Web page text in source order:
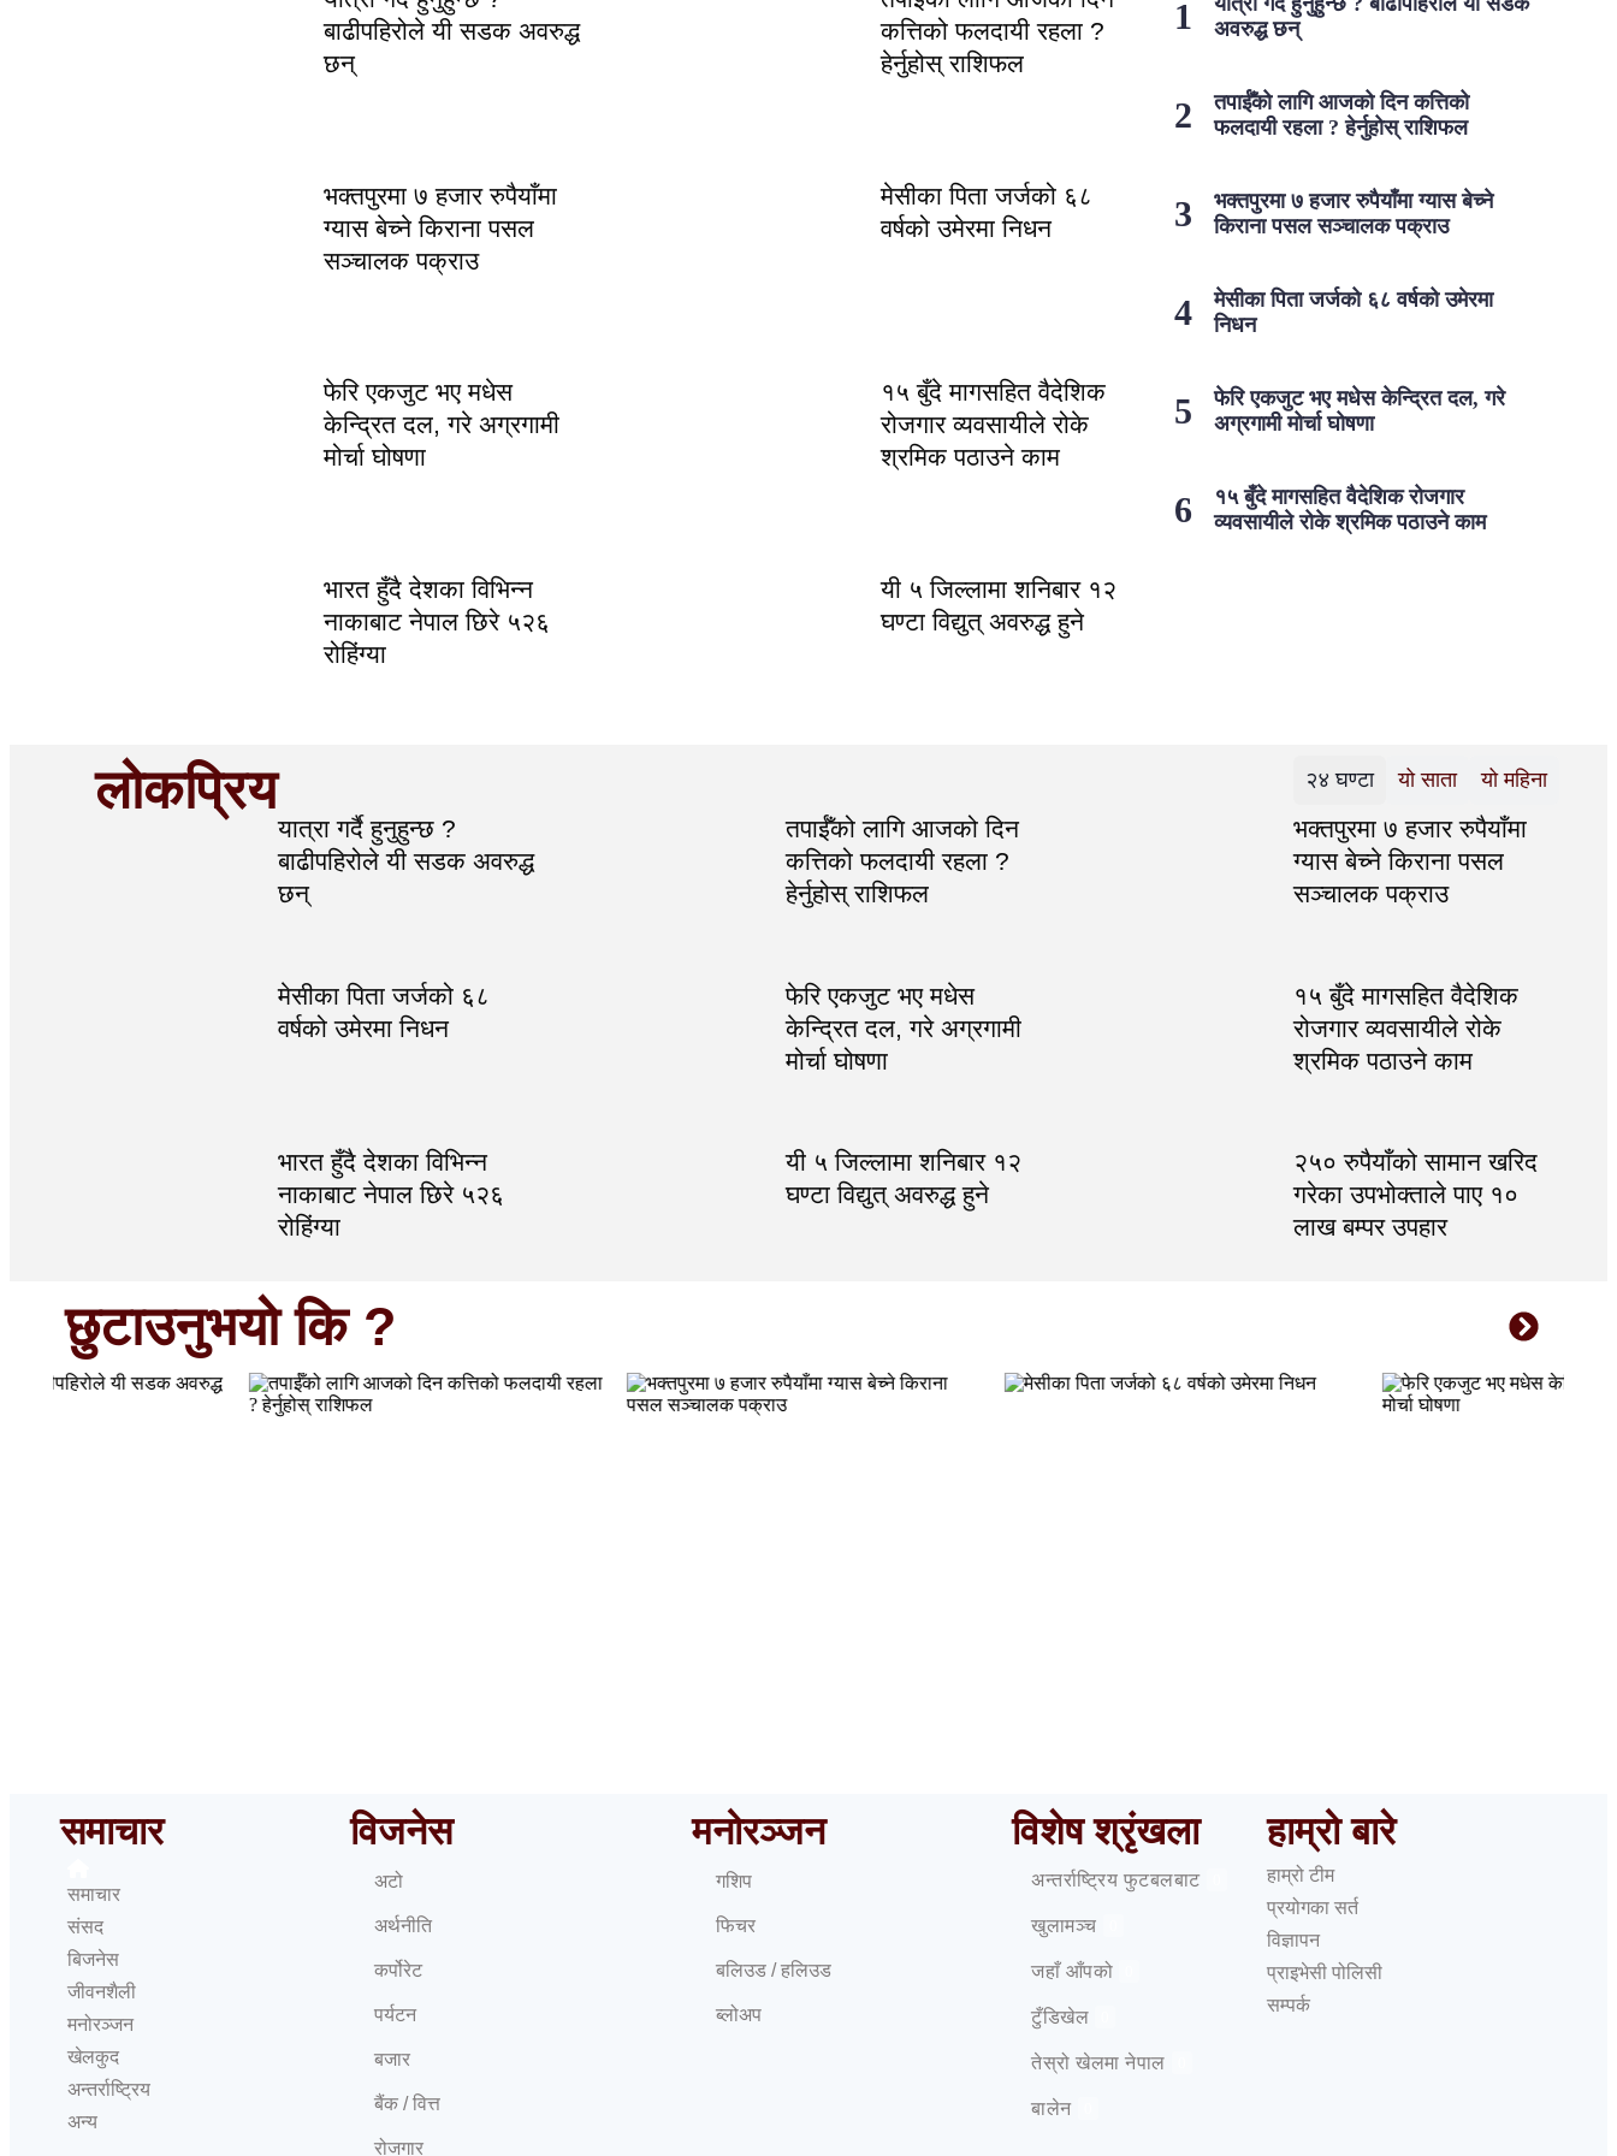
बाढीपहिरोले यी सडक अवरुद्ध
छन्
कत्तिको फलदायी रहला ?
हेर्नुहोस् राशिफल
भक्तपुरमा ७ हजार रुपैयाँमा
ग्यास बेच्ने किराना पसल
सञ्चालक पक्राउ
मेसीका पिता जर्जको ६८
वर्षको उमेरमा निधन
फेरि एकजुट भए मधेस
केन्द्रित दल, गरे अग्रगामी
मोर्चा घोषणा
१५ बुँदे मागसहित वैदेशिक
रोजगार व्यवसायीले रोके
श्रमिक पठाउने काम
भारत हुँदै देशका विभिन्न
नाकाबाट नेपाल छिरे ५२६
रोहिंग्या
यी ५ जिल्लामा शनिबार १२
घण्टा विद्युत् अवरुद्ध हुने
अवरुद्ध छन्
तपाईँको लागि आजको दिन कत्तिको
फलदायी रहला ? हेर्नुहोस् राशिफल
भक्तपुरमा ७ हजार रुपैयाँमा ग्यास बेच्ने
किराना पसल सञ्चालक पक्राउ
मेसीका पिता जर्जको ६८ वर्षको उमेरमा
निधन
फेरि एकजुट भए मधेस केन्द्रित दल, गरे
अग्रगामी मोर्चा घोषणा
१५ बुँदे मागसहित वैदेशिक रोजगार
व्यवसायीले रोके श्रमिक पठाउने काम
लोकप्रिय २४ घण्टा यो साता यो महिना
यात्रा गर्दै हुनुहुन्छ ?
बाढीपहिरोले यी सडक अवरुद्ध
छन्
तपाईँको लागि आजको दिन
कत्तिको फलदायी रहला ?
हेर्नुहोस् राशिफल
भक्तपुरमा ७ हजार रुपैयाँमा
ग्यास बेच्ने किराना पसल
सञ्चालक पक्राउ
मेसीका पिता जर्जको ६८
वर्षको उमेरमा निधन
फेरि एकजुट भए मधेस
केन्द्रित दल, गरे अग्रगामी
मोर्चा घोषणा
१५ बुँदे मागसहित वैदेशिक
रोजगार व्यवसायीले रोके
श्रमिक पठाउने काम
भारत हुँदै देशका विभिन्न
नाकाबाट नेपाल छिरे ५२६
रोहिंग्या
यी ५ जिल्लामा शनिबार १२
घण्टा विद्युत् अवरुद्ध हुने
२५० रुपैयाँको सामान खरिद
गरेका उपभोक्ताले पाए १०
लाख बम्पर उपहार
छुटाउनुभयो कि ?
समाचार
समाचार
संसद
बिजनेस
जीवनशैली
मनोरञ्जन
खेलकुद
अन्तर्राष्ट्रिय
अन्य
विजनेस
अटो
अर्थनीति
कर्पोरेट
पर्यटन
बजार
बैंक / वित्त
रोजगार
मनोरञ्जन
गशिप
फिचर
बलिउड / हलिउड
ब्लोअप
विशेष श्रृंखला
अन्तर्राष्ट्रिय फुटबलबाट
खुलामञ्च
जहाँ आँपको
टुँडिखेल
तेस्रो खेलमा नेपाल
बालेन
हाम्रो बारे
हाम्रो टीम
प्रयोगका सर्त
विज्ञापन
प्राइभेसी पोलिसी
सम्पर्क